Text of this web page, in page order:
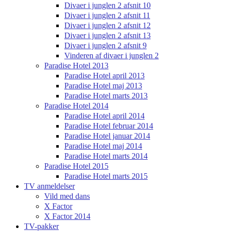
Divaer i junglen 2 afsnit 10
Divaer i junglen 2 afsnit 11
Divaer i junglen 2 afsnit 12
Divaer i junglen 2 afsnit 13
Divaer i junglen 2 afsnit 9
Vinderen af divaer i junglen 2
Paradise Hotel 2013
Paradise Hotel april 2013
Paradise Hotel maj 2013
Paradise Hotel marts 2013
Paradise Hotel 2014
Paradise Hotel april 2014
Paradise Hotel februar 2014
Paradise Hotel januar 2014
Paradise Hotel maj 2014
Paradise Hotel marts 2014
Paradise Hotel 2015
Paradise Hotel marts 2015
TV anmeldelser
Vild med dans
X Factor
X Factor 2014
TV-pakker